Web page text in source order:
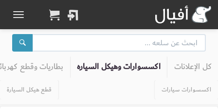
كل الإعلانات اكسسوارات وهيكل السياره بطاريات وقطع
اكسسوارات سيارات قطع هيكل السيارة